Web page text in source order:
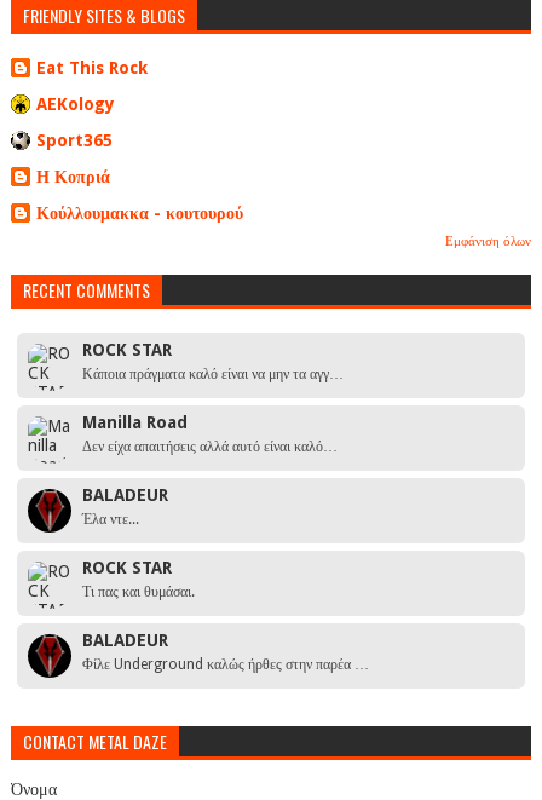
FRIENDLY SITES & BLOGS
Eat This Rock
AEKology
Sport365
Η Κοπριά
Κούλλουμακκα - κουτουρού
Εμφάνιση όλων
RECENT COMMENTS
ROCK STAR
Κάποια πράγματα καλό είναι να μην τα αγγ…
Manilla Road
Δεν είχα απαιτήσεις αλλά αυτό είναι καλό…
BALADEUR
Έλα ντε...
ROCK STAR
Τι πας και θυμάσαι.
BALADEUR
Φίλε Underground καλώς ήρθες στην παρέα …
CONTACT METAL DAZE
Όνομα